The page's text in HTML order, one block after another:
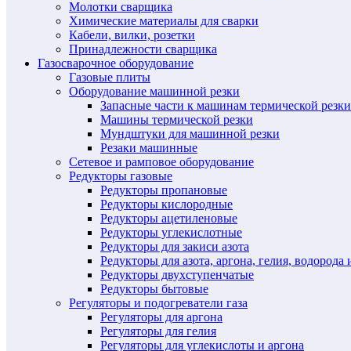
Молотки сварщика
Химические материалы для сварки
Кабели, вилки, розетки
Принадлежности сварщика
Газосварочное оборудование
Газовые плиты
Оборудование машинной резки
Запасные части к машинам термической резки
Машины термической резки
Мундштуки для машинной резки
Резаки машинные
Сетевое и рамповое оборудование
Редукторы газовые
Редукторы пропановые
Редукторы кислородные
Редукторы ацетиленовые
Редукторы углекислотные
Редукторы для закиси азота
Редукторы для азота, аргона, гелия, водорода
Редукторы двухступенчатые
Редукторы бытовые
Регуляторы и подогреватели газа
Регуляторы для аргона
Регуляторы для гелия
Регуляторы для углекислоты и аргона